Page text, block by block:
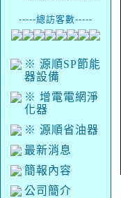
-----總訪客數-----
※ 源順SP節能
器設備
※ 增電電網淨
化器
※ 源順省油器
最新消息
簡報內容
公司簡介